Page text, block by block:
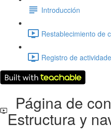
Introducción
Restablecimiento de
Registro de
Página de
Estructura y